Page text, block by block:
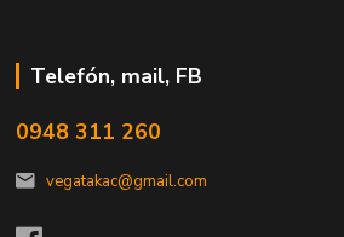
Telefón, mail, FB
0948 311 260
vegatakac@gmail.com